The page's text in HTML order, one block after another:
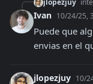
jlopezjuy
Ivan 10/24/25,
Puede que
envias en el
jlopezjuy 10/